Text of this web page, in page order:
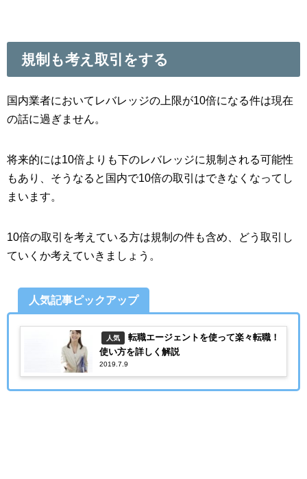
規制も考え取引をする
国内業者においてレバレッジの上限が10倍になる件は現在
の話に過ぎません。
将来的には10倍よりも下のレバレッジに規制される可能性
もあり、そうなると国内で10倍の取引はできなくなってし
まいます。
10倍の取引を考えている方は規制の件も含め、どう取引し
ていくか考えていきましょう。
人気記事ピックアップ
人気
転職エージェントを使って楽々転職！
使い方を詳しく解説
2019.7.9